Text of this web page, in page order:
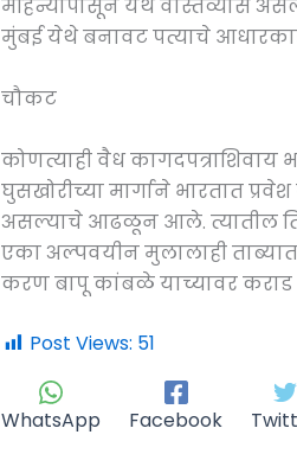
महिन्यापासून येथे वास्तव्यास
मुंबई येथे बनावट पत्याचे
चौकट
कोणत्याही वैध
घुसखोरीच्या मार्गाने भारतात
असल्याचे आढळून आले. त्यातील
एका अल्पवयीन मुलालाही
करण बापू कांबळे याच्यावर
Post Views: 51
WhatsApp Facebook